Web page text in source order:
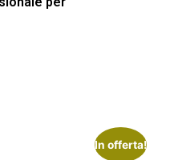
In offerta!